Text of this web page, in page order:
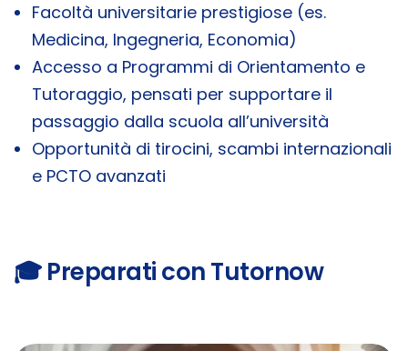
Facoltà universitarie prestigiose (es.
Medicina, Ingegneria, Economia)
Accesso a Programmi di Orientamento e
Tutoraggio, pensati per supportare il
passaggio dalla scuola all’università
Opportunità di tirocini, scambi internazionali
e PCTO avanzati
🎓 Preparati con Tutornow